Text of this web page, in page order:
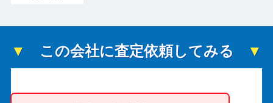
この会社に査定依頼してみる